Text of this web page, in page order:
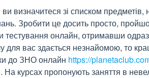
ви визначитеся зі списком
Зробити це досить просто,
тестування онлайн, отримавши
для вас здається незнайомою, то
до ЗНО онлайн https://
На курсах пропонують заняття в